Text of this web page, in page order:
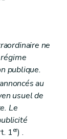
ne
publique.
au
usuel de
Le
1er) .